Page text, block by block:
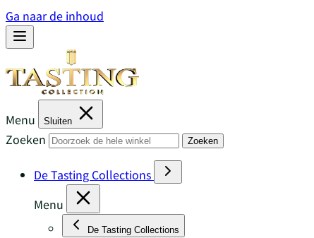
Ga naar de inhoud
Menu Sluiten
Zoeken Zoeken
De Tasting Collections
Menu
De Tasting Collections